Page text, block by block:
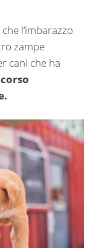
che l’imbarazzo
zampe
cani che ha
corso